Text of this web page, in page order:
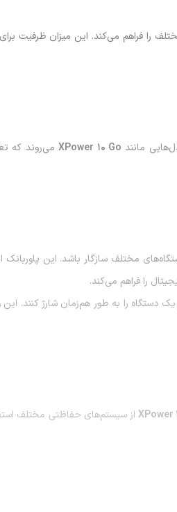
را فراهم می‌کند. این میزان ظرفیت برای
مانند XPower 10 Go می‌روند که
مختلف سازگار باشد. این پاوربانک
را فراهم می‌کند.
را به طور هم‌زمان شارژ کنند. این
XPower از سیستم‌های حفاظتی مختلف